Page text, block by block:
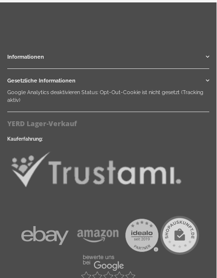
Informationen
Gesetzliche Informationen
Google Analytics deaktivieren Status: Opt-Out-Cookie ist nicht gesetzt (Tracking
aktiv)
YERD Lager-Verkauf
Kauferfahrung: